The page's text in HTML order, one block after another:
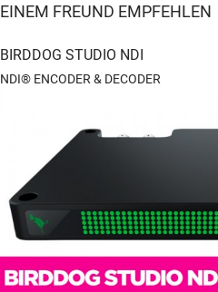
EINEM FREUND EMPFEHLEN
BIRDDOG STUDIO NDI
NDI® ENCODER & DECODER